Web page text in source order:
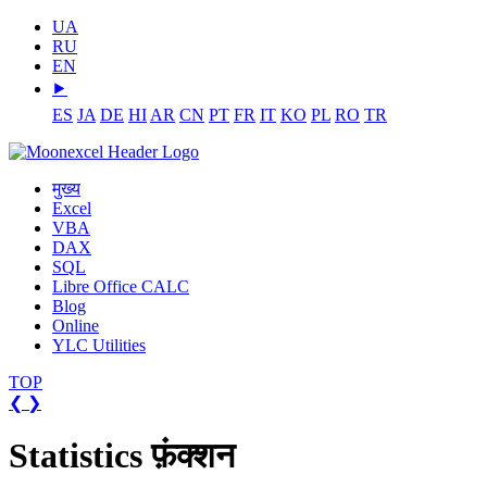
UA
RU
EN
⯈
ES JA DE HI AR CN PT FR IT KO PL RO TR
मुख्य
Excel
VBA
DAX
SQL
Libre Office CALC
Blog
Online
YLC Utilities
TOP
❮ ❯
Statistics फ़ंक्शन